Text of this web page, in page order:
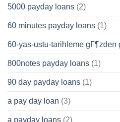
5000 payday loans (2)
60 minutes payday loans (1)
60-yas-ustu-tarihleme gГ¶zden
800notes payday loans (1)
90 day payday loans (1)
a pay day loan (3)
a payday loans (2)